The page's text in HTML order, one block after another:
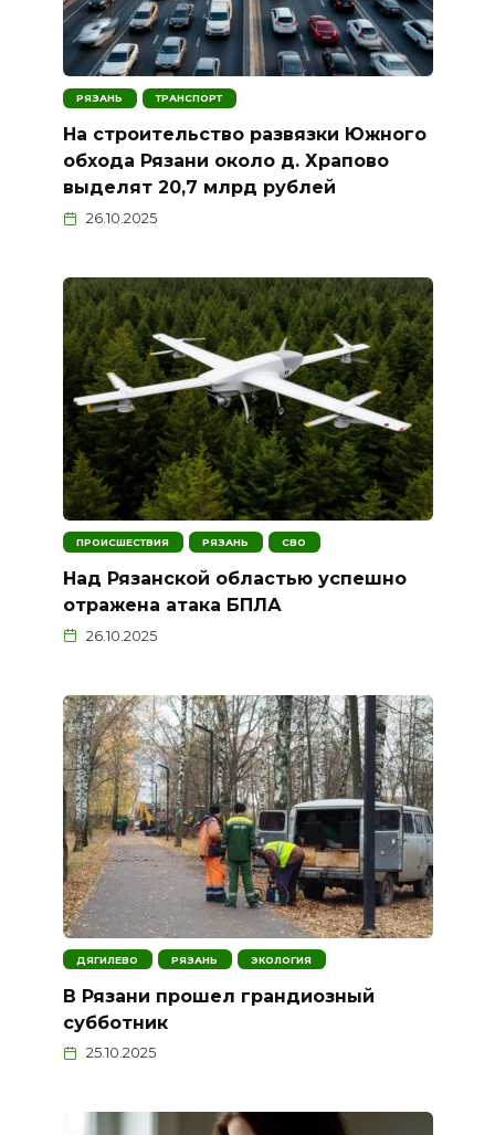
РЯЗАНЬ ТРАНСПОРТ
На строительство развязки Южного
обхода Рязани около д. Храпово
выделят 20,7 млрд рублей
26.10.2025
ПРОИСШЕСТВИЯ РЯЗАНЬ СВО
Над Рязанской областью успешно
отражена атака БПЛА
26.10.2025
ДЯГИЛЕВО РЯЗАНЬ ЭКОЛОГИЯ
В Рязани прошел грандиозный
субботник
25.10.2025